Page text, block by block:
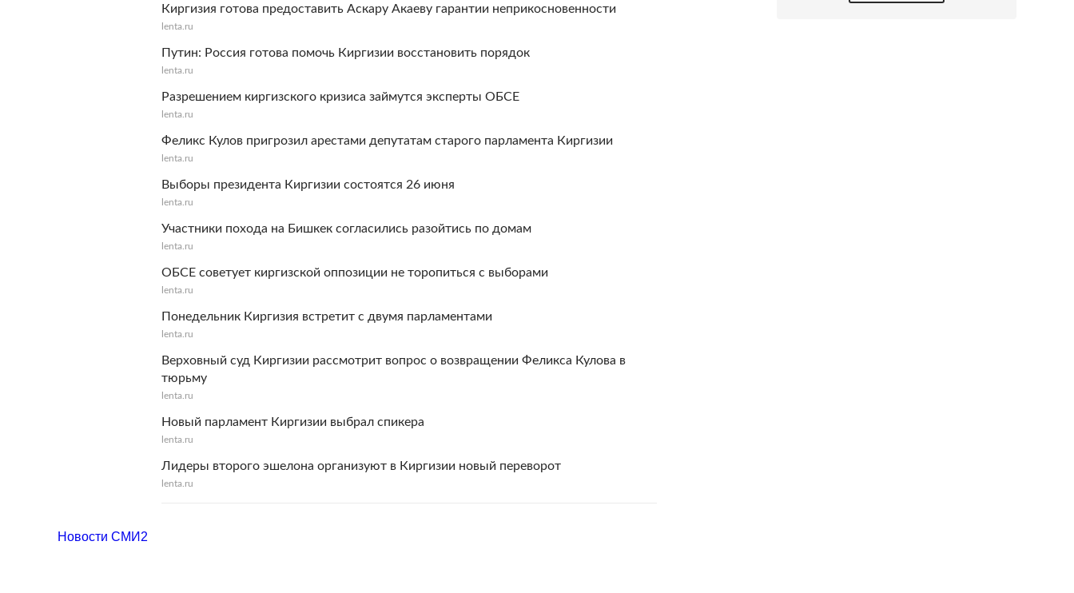
Киргизия готова предоставить Аскару Акаеву гарантии неприкосновенности
lenta.ru
Путин: Россия готова помочь Киргизии восстановить порядок
lenta.ru
Разрешением киргизского кризиса займутся эксперты ОБСЕ
lenta.ru
Феликс Кулов пригрозил арестами депутатам старого парламента Киргизии
lenta.ru
Выборы президента Киргизии состоятся 26 июня
lenta.ru
Участники похода на Бишкек согласились разойтись по домам
lenta.ru
ОБСЕ советует киргизской оппозиции не торопиться с выборами
lenta.ru
Понедельник Киргизия встретит с двумя парламентами
lenta.ru
Верховный суд Киргизии рассмотрит вопрос о возвращении Феликса Кулова в
тюрьму
lenta.ru
Новый парламент Киргизии выбрал спикера
lenta.ru
Лидеры второго эшелона организуют в Киргизии новый переворот
lenta.ru
Новости СМИ2